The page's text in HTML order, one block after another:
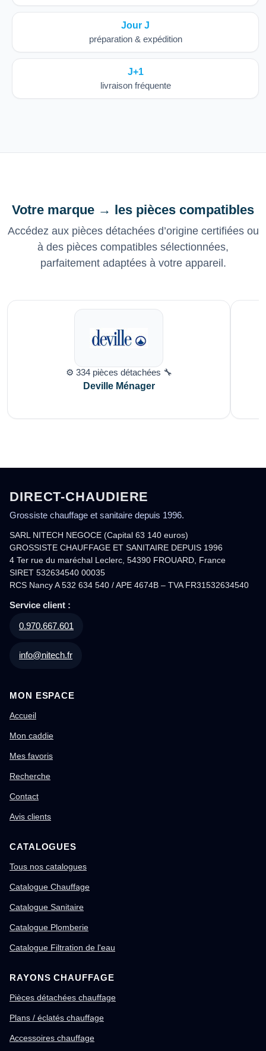
Jour J
préparation & expédition
J+1
livraison fréquente
Votre marque → les pièces compatibles
Accédez aux pièces détachées d’origine certifiées ou
à des pièces compatibles sélectionnées,
parfaitement adaptées à votre appareil.
⚙️ 334 pièces détachées 🔧
Deville Ménager
DIRECT-CHAUDIERE
Grossiste chauffage et sanitaire depuis 1996.
SARL NITECH NEGOCE (Capital 63 140 euros)
GROSSISTE CHAUFFAGE ET SANITAIRE DEPUIS 1996
4 Ter rue du maréchal Leclerc, 54390 FROUARD, France
SIRET 532634540 00035
RCS Nancy A 532 634 540 / APE 4674B – TVA FR31532634540
Service client :
0.970.667.601
info@nitech.fr
MON ESPACE
Accueil
Mon caddie
Mes favoris
Recherche
Contact
Avis clients
CATALOGUES
Tous nos catalogues
Catalogue Chauffage
Catalogue Sanitaire
Catalogue Plomberie
Catalogue Filtration de l'eau
RAYONS CHAUFFAGE
Pièces détachées chauffage
Plans / éclatés chauffage
Accessoires chauffage